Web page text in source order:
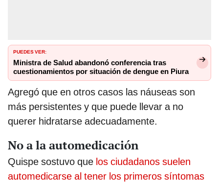
PUEDES VER:
Ministra de Salud abandonó conferencia tras
cuestionamientos por situación de dengue en Piura
Agregó que en otros casos las náuseas son
más persistentes y que puede llevar a no
querer hidratarse adecuadamente.
No a la automedicación
Quispe sostuvo que los ciudadanos suelen
automedicarse al tener los primeros síntomas